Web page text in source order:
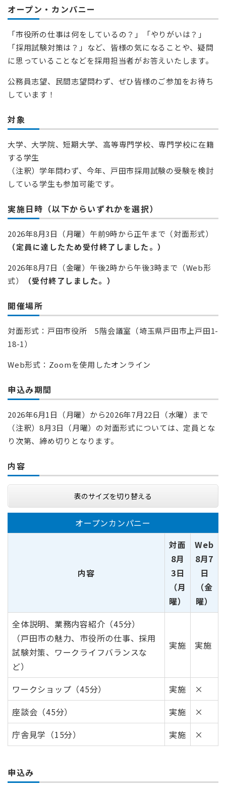
オープン・カンパニー
「市役所の仕事は何をしているの？」「やりがいは？」
「採用試験対策は？」など、皆様の気になることや、疑問
に思っていることなどを採用担当者がお答えいたします。
公務員志望、民間志望問わず、ぜひ皆様のご参加をお待ち
しています！
対象
大学、大学院、短期大学、高等専門学校、専門学校に在籍
する学生
（注釈）学年問わず、今年、戸田市採用試験の受験を検討
している学生も参加可能です。
実施日時（以下からいずれかを選択）
2026年8月3日（月曜）午前9時から正午まで（対面形式）
（定員に達したため受付終了しました。）
2026年8月7日（金曜）午後2時から午後3時まで（Web形
式）
（受付終了しました。）
開催場所
対面形式：戸田市役所 5階会議室（埼玉県戸田市上戸田1-
18-1）
Web形式：Zoomを使用したオンライン
申込み期間
2026年6月1日（月曜）から2026年7月22日（水曜）まで
（注釈）8月3日（月曜）の対面形式については、定員とな
り次第、締め切りとなります。
内容
表のサイズを切り替える
オープンカンパニー
内容
対面
8月
3日
（月
曜）
Web
8月7
日
（金
曜）
全体説明、業務内容紹介（45分）
（戸田市の魅力、市役所の仕事、採用
試験対策、ワークライフバランスな
ど）
実施 実施
ワークショップ（45分） 実施
×
座談会（45分）
実施
×
庁舎見学（15分）
実施 ×
申込み